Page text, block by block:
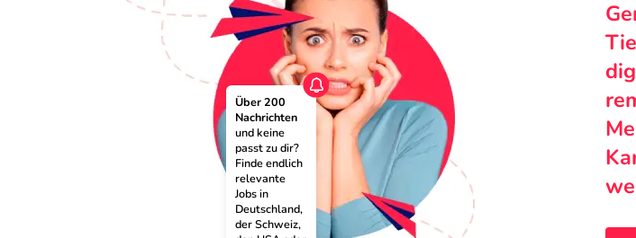
Über 200
Nachrichten
und keine
passt zu dir?
Finde endlich
relevante
Jobs in
Deutschland,
der Schweiz,